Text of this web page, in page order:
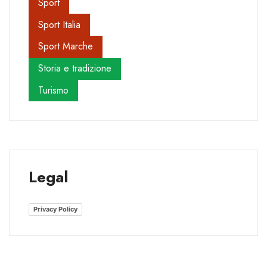
Sport Italia
Sport Marche
Storia e tradizione
Turismo
Legal
Privacy Policy